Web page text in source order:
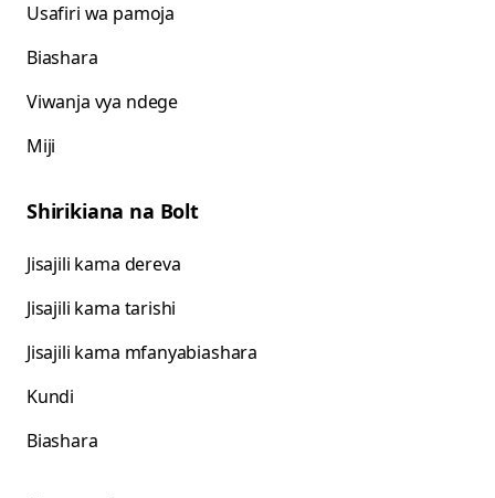
Usafiri wa pamoja
Biashara
Viwanja vya ndege
Miji
Shirikiana na Bolt
Jisajili kama dereva
Jisajili kama tarishi
Jisajili kama mfanyabiashara
Kundi
Biashara